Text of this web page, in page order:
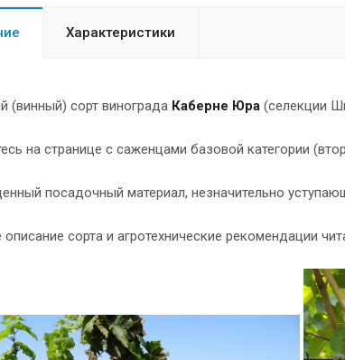
Характеристики
(винный) сорт винограда Каберне Юра (селекции
на странице с саженцами базовой категории
посадочный материал, незначительно
сорта и агротехнические рекомендации